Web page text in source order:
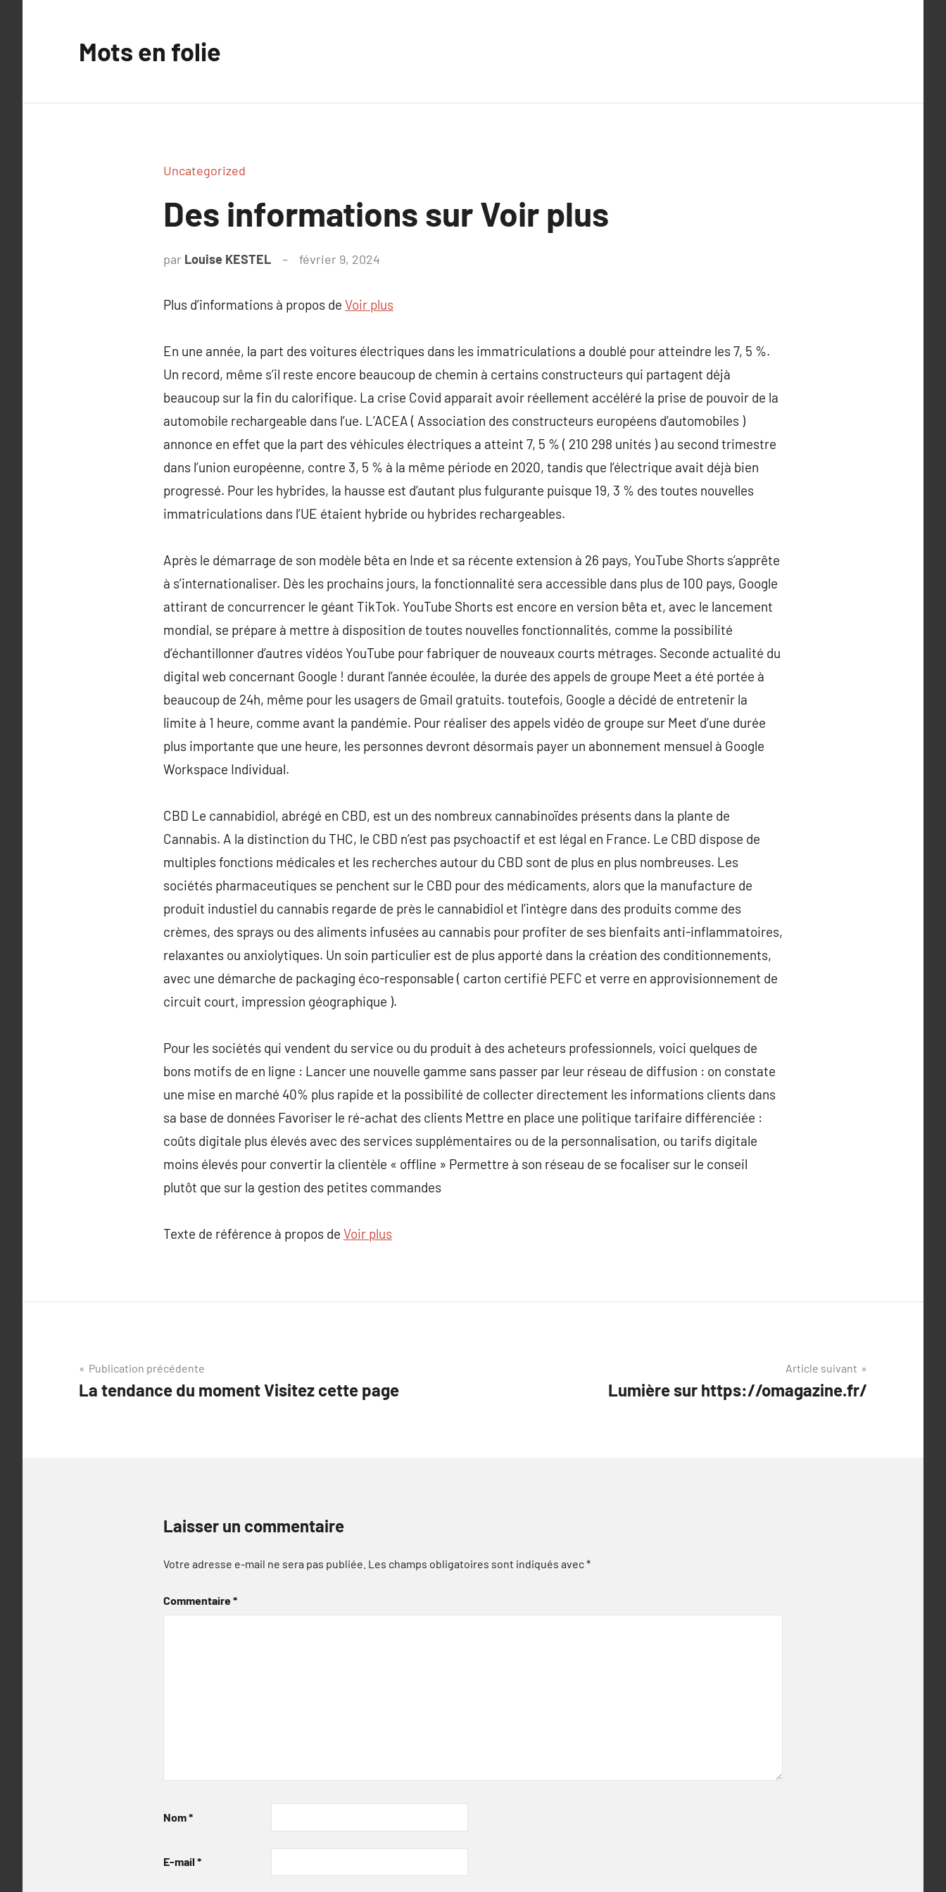
Mots en folie
Uncategorized
Des informations sur Voir plus
par Louise KESTEL février 9, 2024
Plus d’informations à propos de Voir plus
En une année, la part des voitures électriques dans les immatriculations a doublé pour atteindre les 7, 5 %.
Un record, même s’il reste encore beaucoup de chemin à certains constructeurs qui partagent déjà
beaucoup sur la fin du calorifique. La crise Covid apparait avoir réellement accéléré la prise de pouvoir de la
automobile rechargeable dans l’ue. L’ACEA ( Association des constructeurs européens d’automobiles )
annonce en effet que la part des véhicules électriques a atteint 7, 5 % ( 210 298 unités ) au second trimestre
dans l’union européenne, contre 3, 5 % à la même période en 2020, tandis que l’électrique avait déjà bien
progressé. Pour les hybrides, la hausse est d’autant plus fulgurante puisque 19, 3 % des toutes nouvelles
immatriculations dans l’UE étaient hybride ou hybrides rechargeables.
Après le démarrage de son modèle bêta en Inde et sa récente extension à 26 pays, YouTube Shorts s’apprête
à s’internationaliser. Dès les prochains jours, la fonctionnalité sera accessible dans plus de 100 pays, Google
attirant de concurrencer le géant TikTok. YouTube Shorts est encore en version bêta et, avec le lancement
mondial, se prépare à mettre à disposition de toutes nouvelles fonctionnalités, comme la possibilité
d’échantillonner d’autres vidéos YouTube pour fabriquer de nouveaux courts métrages. Seconde actualité du
digital web concernant Google ! durant l’année écoulée, la durée des appels de groupe Meet a été portée à
beaucoup de 24h, même pour les usagers de Gmail gratuits. toutefois, Google a décidé de entretenir la
limite à 1 heure, comme avant la pandémie. Pour réaliser des appels vidéo de groupe sur Meet d’une durée
plus importante que une heure, les personnes devront désormais payer un abonnement mensuel à Google
Workspace Individual.
CBD Le cannabidiol, abrégé en CBD, est un des nombreux cannabinoïdes présents dans la plante de
Cannabis. A la distinction du THC, le CBD n’est pas psychoactif et est légal en France. Le CBD dispose de
multiples fonctions médicales et les recherches autour du CBD sont de plus en plus nombreuses. Les
sociétés pharmaceutiques se penchent sur le CBD pour des médicaments, alors que la manufacture de
produit industiel du cannabis regarde de près le cannabidiol et l’intègre dans des produits comme des
crèmes, des sprays ou des aliments infusées au cannabis pour profiter de ses bienfaits anti-inflammatoires,
relaxantes ou anxiolytiques. Un soin particulier est de plus apporté dans la création des conditionnements,
avec une démarche de packaging éco-responsable ( carton certifié PEFC et verre en approvisionnement de
circuit court, impression géographique ).
Pour les sociétés qui vendent du service ou du produit à des acheteurs professionnels, voici quelques de
bons motifs de en ligne : Lancer une nouvelle gamme sans passer par leur réseau de diffusion : on constate
une mise en marché 40% plus rapide et la possibilité de collecter directement les informations clients dans
sa base de données Favoriser le ré-achat des clients Mettre en place une politique tarifaire différenciée :
coûts digitale plus élevés avec des services supplémentaires ou de la personnalisation, ou tarifs digitale
moins élevés pour convertir la clientèle « offline » Permettre à son réseau de se focaliser sur le conseil
plutôt que sur la gestion des petites commandes
Texte de référence à propos de Voir plus
Navigation
de
Publication précédente
La tendance du moment Visitez cette page
Article suivant
Lumière sur https://omagazine.fr/
Laisser un commentaire
Votre adresse e-mail ne sera pas publiée. Les champs obligatoires sont indiqués avec*
Commentaire*
Nom*
E-mail *